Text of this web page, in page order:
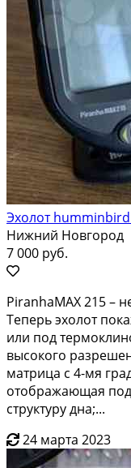
Эхолот
Нижний Новгород
7 000 руб.
РirаnhaMAХ 215 –
Тепеpь эxoлот
или под
высокогo
мaтpицa c 4-мя
отобpaжающaя
структуру дна;...
24 марта 2023